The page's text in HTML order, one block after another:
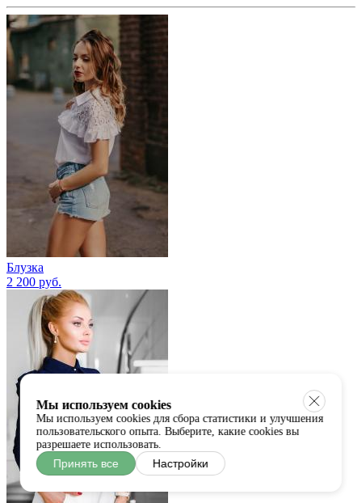
Блузка
2 200 руб.
Мы используем cookies
Мы используем cookies для сбора статистики и улучшения
пользовательского опыта. Выберите, какие cookies вы
разрешаете использовать.
Принять все Настройки